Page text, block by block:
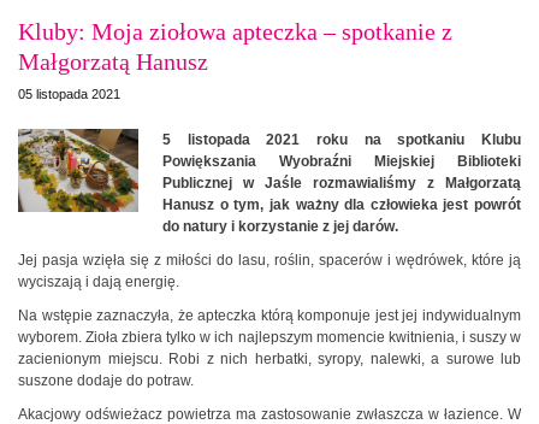
Kluby: Moja ziołowa apteczka – spotkanie z
Małgorzatą Hanusz
05 listopada 2021
5 listopada 2021 roku na spotkaniu Klubu
Powiększania Wyobraźni Miejskiej Biblioteki
Publicznej w Jaśle rozmawialiśmy z Małgorzatą
Hanusz o tym, jak ważny dla człowieka jest powrót
do natury i korzystanie z jej darów.
Jej pasja wzięła się z miłości do lasu, roślin, spacerów i wędrówek, które ją
wyciszają i dają energię.
Na wstępie zaznaczyła, że apteczka którą komponuje jest jej indywidualnym
wyborem. Zioła zbiera tylko w ich najlepszym momencie kwitnienia, i suszy w
zacienionym miejscu. Robi z nich herbatki, syropy, nalewki, a surowe lub
suszone dodaje do potraw.
Akacjowy odświeżacz powietrza ma zastosowanie zwłaszcza w łazience. W